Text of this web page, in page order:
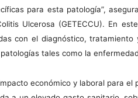
para esta patología”,
Ulcerosa (GETECCU). En
con el diagnóstico,
tales como la
económico y laboral para el